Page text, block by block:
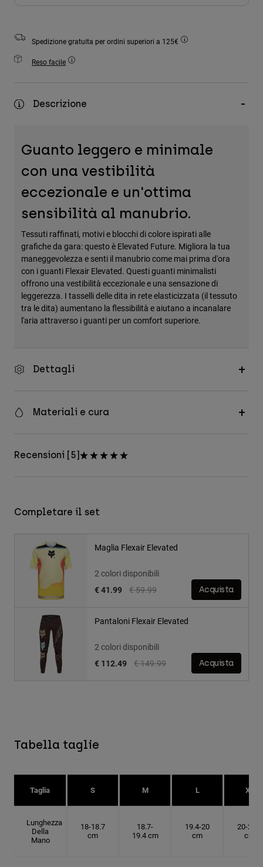
Tutti gli accessori
Borse e zaini
Spedizione gratuita per ordini superiori a 125€
Reso facile
Descrizione
Guanto leggero e minimale
con una vestibilità
eccezionale e un'ottima
sensibilità al manubrio.
Tessuti raffinati, motivi e blocchi di colore ispirati alle
grafiche da gara: questo è Elevated Future. Migliora la tua
maneggevolezza e senti il manubrio come mai prima d'ora
con i guanti Flexair Elevated. Questi guanti minimalisti
offrono una vestibilità eccezionale e una sensazione di
leggerezza. I tasselli delle dita in rete elasticizzata (il tessuto
tra le dita) aumentano la flessibilità e aiutano a incanalare
l'aria attraverso i guanti per un comfort superiore.
Dettagli
Materiali e cura
Recensioni [5]
Completare il set
Maglia Flexair Elevated
2 colori disponibili
Price reduced from
€ 59.99to
€ 41.99 Acquista
Pantaloni Flexair Elevated
2 colori disponibili
Price reduced from
€ 149.99to
€ 112.49 Acquista
Tabella taglie
Taglia S M L XL
Lunghezza
Della
Mano
18-18.7
cm
18.7-
19.4 cm
19.4-20
cm
20-20.6
cm